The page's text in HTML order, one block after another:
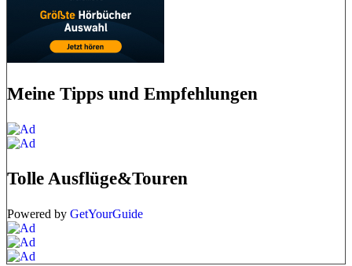
Meine Tipps und Empfehlungen
Tolle Ausflüge&Touren
Powered by GetYourGuide